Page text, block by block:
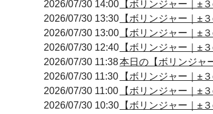
2026/07/30 14:00 【ボリンジャー｜
2026/07/30 13:30 【ボリンジャー｜
2026/07/30 13:00 【ボリンジャー｜
2026/07/30 12:40 【ボリンジャー｜
2026/07/30 11:38本日の【ボリンジ
2026/07/30 11:30
【ボリンジャー｜
2026/07/30 11:00
【ボリンジャー｜
2026/07/30 10:30 【ボリンジャー｜